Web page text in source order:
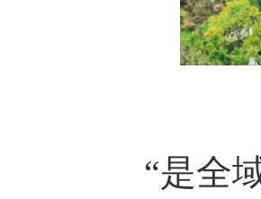
“是全域